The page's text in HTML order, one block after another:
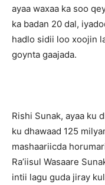
ayaa waxaa ka soo
ka badan 20 dal,
hadlo sidii loo xoojin
goynta gaajada.
Rishi Sunak, ayaa ku
ku dhawaad 125
mashaariicda
Ra’iisul Wasaare
intii lagu guda jiray